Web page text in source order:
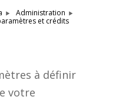
Administration
et crédits
à définir
votre